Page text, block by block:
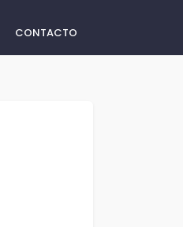
CONTACTO